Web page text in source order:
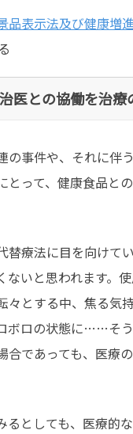
表示法及び健康増
医との協働を治療
事件や、それに伴
とって、健康食品と
療法に目を向けて
ないと思われます。
々とする中、焦る気
ボロの状態に……そ
合であっても、医療
としても、医療的